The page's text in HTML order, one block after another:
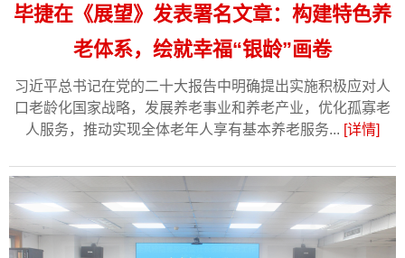
毕捷在《展望》发表署名文章：构建特色养
老体系，绘就幸福“银龄”画卷
习近平总书记在党的二十大报告中明确提出实施积极应对人
口老龄化国家战略，发展养老事业和养老产业，优化孤寡老
人服务，推动实现全体老年人享有基本养老服务... [详情]